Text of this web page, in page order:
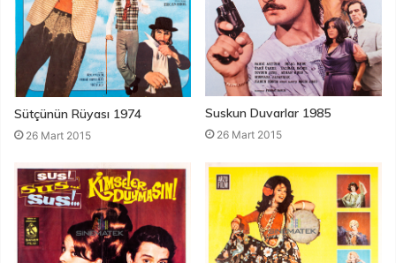
Sütçünün Rüyası 1974
26 Mart 2015
Suskun Duvarlar 1985
26 Mart 2015